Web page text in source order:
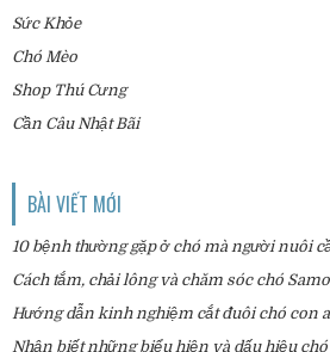
Sức Khỏe
Chó Mèo
Shop Thú Cưng
Cần Câu Nhật Bãi
BÀI VIẾT MỚI
10 bệnh thường gặp ở chó mà người nuôi
Cách tắm, chải lông và chăm sóc chó
Hướng dẫn kinh nghiệm cắt đuôi chó con
Nhận biết những biểu hiện và dấu hiệu chó